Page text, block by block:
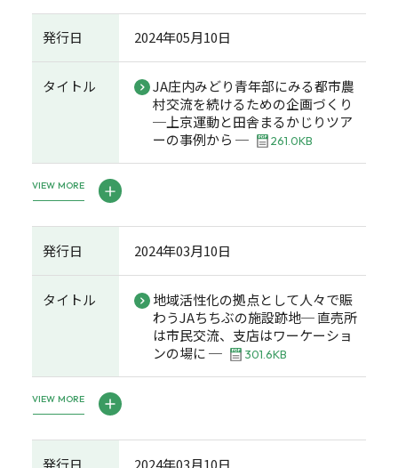
発行日 2024年05月10日
タイトル
JA庄内みどり青年部にみる都市農
村交流を続けるための企画づくり
─上京運動と田舎まるかじりツア
ーの事例から ─
261.0KB
VIEW MORE
発行日 2024年03月10日
タイトル
地域活性化の拠点として人々で賑
わうJAちちぶの施設跡地─ 直売所
は市民交流、支店はワーケーショ
ンの場に ─
301.6KB
VIEW MORE
発行日 2024年03月10日